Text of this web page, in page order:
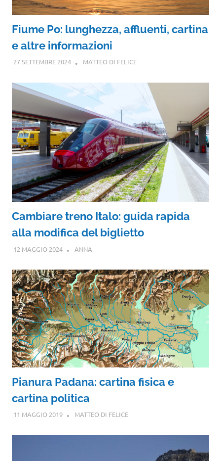
Fiume Po: lunghezza, affluenti, cartina
e altre informazioni
27 SETTEMBRE 2024 MATTEO DI FELICE
Cambiare treno Italo: guida rapida
alla modifica del biglietto
12 MAGGIO 2024 ANNA
Pianura Padana: cartina fisica e
cartina politica
11 MAGGIO 2019 MATTEO DI FELICE